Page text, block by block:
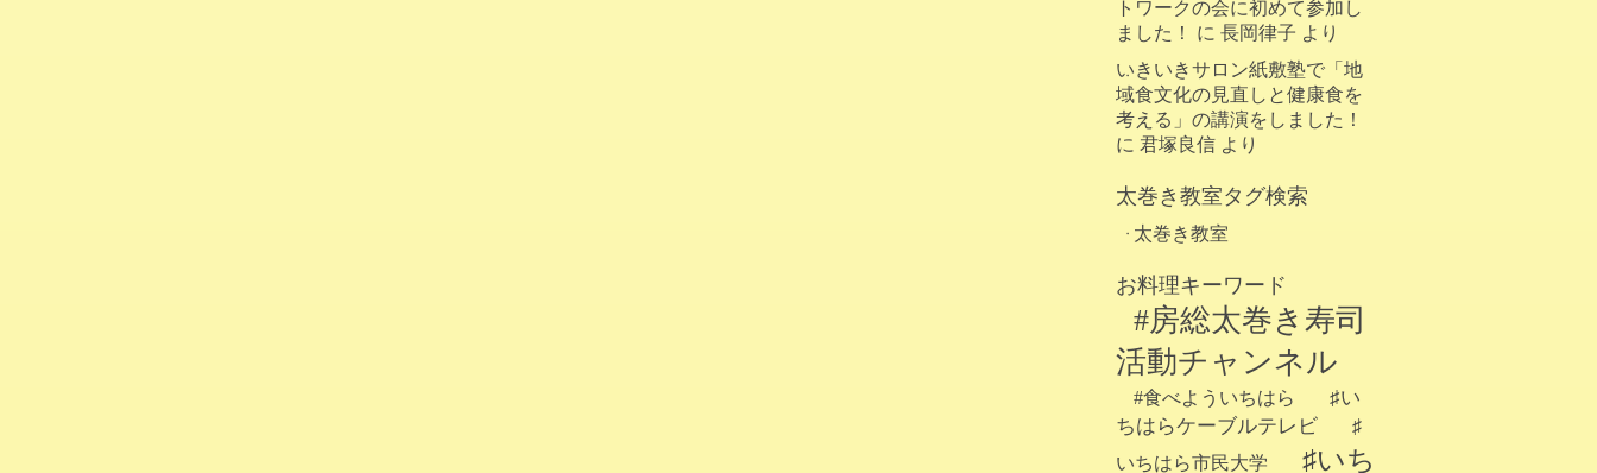
トワークの会に初めて参加し
ました！
に 長岡律子 より
いきいきサロン紙敷塾で「地
域食文化の見直しと健康食を
考える」の講演をしました！
に 君塚良信 より
太巻き教室タグ検索
太巻き教室
お料理キーワード
#房総太巻き寿司
活動チャンネル
#食べよういちはら
♯い
ちはらケーブルテレビ
♯
いちはら市民大学
♯いち